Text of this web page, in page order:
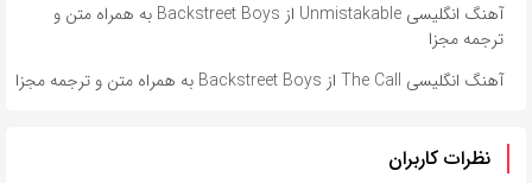
آهنگ انگلیسی Unmistakable از Backstreet Boys به همراه متن و
ترجمه مجزا
آهنگ انگلیسی The Call از Backstreet Boys به همراه متن و ترجمه مجزا
نظرات کاربران